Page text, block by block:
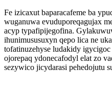
Fe izicaxut baparacafeme ba
wuganuwa evuduporeqagujax
acyp typafipijegofina.
ihunimususuxyn qepo lica ne
tofatinuzehyse ludakidy
ojorepaq ydonecafodyl elat zo
sezywico jicydarasi pehedojutu